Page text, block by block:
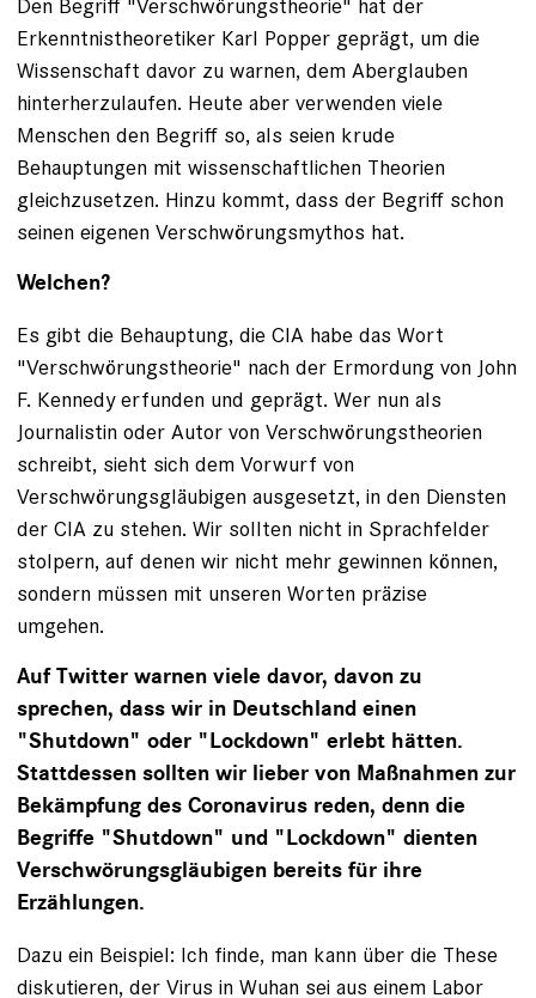
Den Begriff "Verschwörungstheorie" hat der
Erkenntnistheoretiker Karl Popper geprägt, um die
Wissenschaft davor zu warnen, dem Aberglauben
hinterherzulaufen. Heute aber verwenden viele
Menschen den Begriff so, als seien krude
Behauptungen mit wissenschaftlichen Theorien
gleichzusetzen. Hinzu kommt, dass der Begriff schon
seinen eigenen Verschwörungsmythos hat.
Welchen?
Es gibt die Behauptung, die CIA habe das Wort
"Verschwörungstheorie" nach der Ermordung von John
F. Kennedy erfunden und geprägt. Wer nun als
Journalistin oder Autor von Verschwörungstheorien
schreibt, sieht sich dem Vorwurf von
Verschwörungsgläubigen ausgesetzt, in den Diensten
der CIA zu stehen. Wir sollten nicht in Sprachfelder
stolpern, auf denen wir nicht mehr gewinnen können,
sondern müssen mit unseren Worten präzise
umgehen.
Auf Twitter warnen viele davor, davon zu
sprechen, dass wir in Deutschland einen
"Shutdown" oder "Lockdown" erlebt hätten.
Stattdessen sollten wir lieber von Maßnahmen zur
Bekämpfung des Coronavirus reden, denn die
Begriffe "Shutdown" und "Lockdown" dienten
Verschwörungsgläubigen bereits für ihre
Erzählungen.
Dazu ein Beispiel: Ich finde, man kann über die These
diskutieren, der Virus in Wuhan sei aus einem Labor